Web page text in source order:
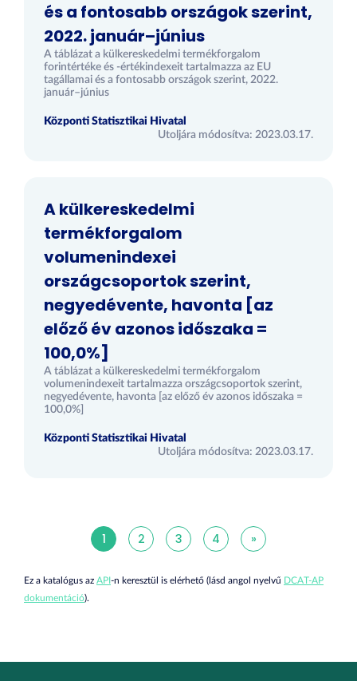
és a fontosabb országok szerint,
2022. január–június
A táblázat a külkereskedelmi termékforgalom
forintértéke és -értékindexeit tartalmazza az EU
tagállamai és a fontosabb országok szerint, 2022.
január–június
Központi Statisztikai Hivatal
Utoljára módosítva: 2023.03.17.
A külkereskedelmi
termékforgalom
volumenindexei
országcsoportok szerint,
negyedévente, havonta [az
előző év azonos időszaka =
100,0%]
A táblázat a külkereskedelmi termékforgalom
volumenindexeit tartalmazza országcsoportok szerint,
negyedévente, havonta [az előző év azonos időszaka =
100,0%]
Központi Statisztikai Hivatal
Utoljára módosítva: 2023.03.17.
1 2 3 4 »
Ez a katalógus az API-n keresztül is elérhető (lásd angol nyelvű DCAT-AP
dokumentáció).